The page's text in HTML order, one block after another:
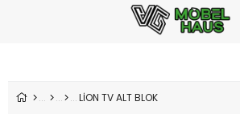
LİON TV ALT BLOK